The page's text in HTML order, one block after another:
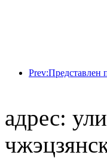
адрес: